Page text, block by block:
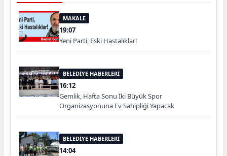
MAKALE
19:07
Yeni Parti, Eski Hastalıklar!
BELEDİYE HABERLERİ
16:12
Gemlik, Hafta Sonu İki Büyük Spor
Organizasyonuna Ev Sahipliği Yapacak
BELEDİYE HABERLERİ
14:04